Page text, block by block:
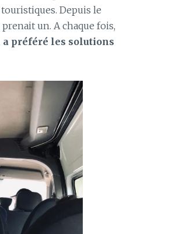
Depuis le
un. A chaque fois,
a préféré les solutions